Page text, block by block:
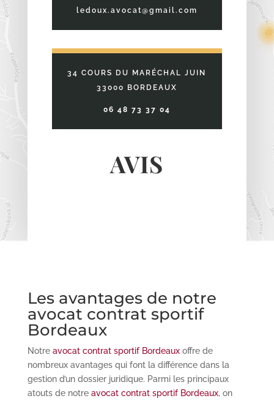
ledoux.avocat@gmail.com
34 COURS DU MARÉCHAL JUIN
33000 BORDEAUX
06 48 73 37 04
AVIS
Les avantages de notre
avocat contrat sportif
Bordeaux
Notre avocat contrat sportif Bordeauxoffre de
nombreux avantages qui font la différence dans la
gestion d’un dossier juridique. Parmi les principaux
atouts de notre avocat contrat sportif Bordeaux, on